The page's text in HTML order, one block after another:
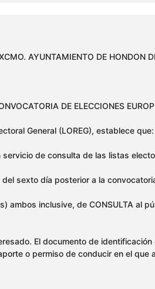
AYUNTAMIENTO DE HONDON
DE ELECCIONES
General (LOREG), establece que:
de consulta de las listas
sexto día posterior a la
inclusive, de CONSULTA al
El documento de
o permiso de conducir en el que